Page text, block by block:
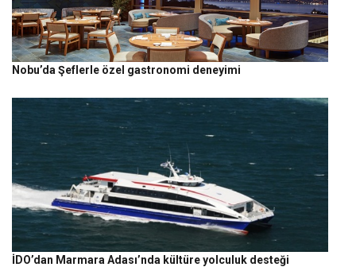
Nobu’da Şeflerle özel gastronomi deneyimi
İDO’dan Marmara Adası’nda kültüre yolculuk desteği